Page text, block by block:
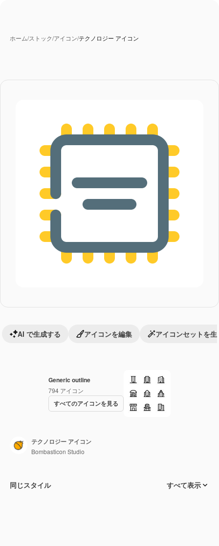
ホーム/ストック/アイコン/テクノロジー アイコン
Generic outline
794 アイコン
すべてのアイコンを見る
AI で生成する アイコンを編集 アイコンセットを生
テクノロジー アイコン
Bombasticon Studio
同じスタイル すべて表示